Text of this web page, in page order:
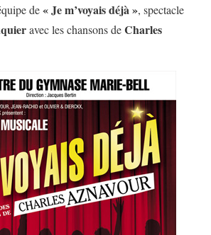
de« Je m’voyais déjà », spectacle
avec les chansons deCharles